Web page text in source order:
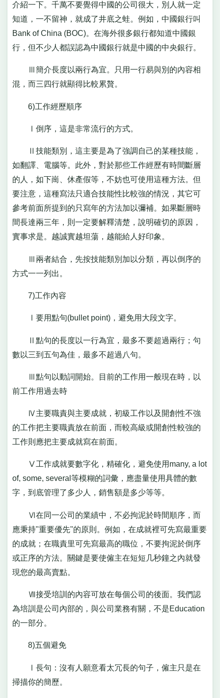
介紹一下。千萬不要覺得中國的公司很大，別人就一定
知道，一不留神，就成了井底之蛙。例如，中國銀行叫
Bank of China (BOC)。在海外很多銀行都知道中國銀
行，但不少人都誤認為中國銀行就是中國的中央銀行。
Ⅲ簡介長度以兩行為宜。只用一行易與別的內容相
混，而三四行就顯得比較累贅。
6)工作經歷順序
Ⅰ倒序，這是非常流行的方式。
Ⅱ技能類別，這主要是為了強調自己的某種技能，
如翻譯、電腦等。此外，對於那些工作經歷有時間斷層
的人，如下崗、休產假等，不妨也可使用這種方法。但
要注意，這種寫法只適合技能性比較強的情況，其它可
參考前面所提到的只寫年的方法加以彌補。如果斷層時
間長達兩三年，則一定要解釋清楚，說明確切的原因，
實事求是。越誠實越坦蕩，越能給人好印象。
Ⅲ兩者結合，先按技能類別加以分類，再以倒序的
方式一一列出。
7)工作內容
Ⅰ要用點句(bullet point)，避免用大段文字。
Ⅱ點句的長度以一行為宜，最多不要超過兩行；句
數以三到五句為佳，最多不超過八句。
Ⅲ點句以動詞開始。目前的工作用一般現在時，以
前工作用過去時
Ⅳ主要職責與主要成就，初級工作以及開創性不強
的工作把主要職責放在前面，而較高級或開創性較強的
工作則應把主要成就寫在前面。
Ⅴ工作成就要數字化，精確化，避免使用many, a lot
of, some, several等模糊的詞彙，應盡量使用具體的數
字，到底管理了多少人，銷售額是多少等等。
Ⅵ在同一公司的業績中，不必拘泥於時間順序，而
應秉持"重要優先"的原則。例如，在成就裡可先寫最重要
的成就；在職責里可先寫最高的職位，不要拘泥於倒序
或正序的方法。關鍵是要使僱主在短短几秒鐘之內就發
現您的最高賣點。
Ⅶ接受培訓的內容可放在每個公司的後面。我們認
為培訓是公司內部的，與公司業務有關，不是Education
的一部分。
8)五個避免
Ⅰ長句：沒有人願意看太冗長的句子，僱主只是在
掃描你的簡歷。